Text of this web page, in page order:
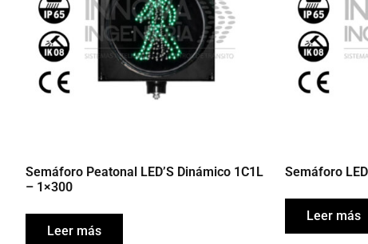
Semáforo Peatonal LED’S Dinámico 1C1L
– 1×300
Leer más
Semáforo
Leer más